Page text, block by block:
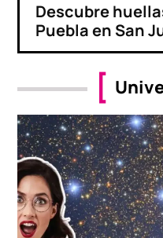
Descubre
Puebla en San